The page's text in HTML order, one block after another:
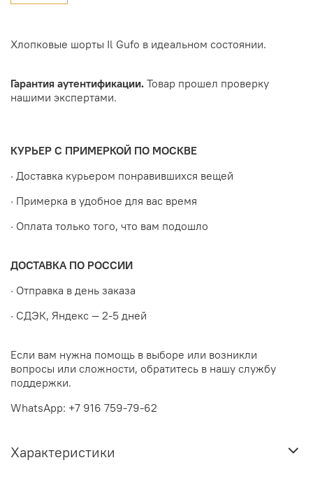
Хлопковые шорты Il Gufo в идеальном состоянии.
Гарантия аутентификации. Товар прошел проверку
нашими экспертами.
КУРЬЕР С ПРИМЕРКОЙ ПО МОСКВЕ
· Доставка курьером понравившихся вещей
· Примерка в удобное для вас время
· Оплата только того, что вам подошло
ДОСТАВКА ПО РОССИИ
· Отправка в день заказа
· СДЭК, Яндекс — 2-5 дней
Если вам нужна помощь в выборе или возникли
вопросы или сложности, обратитесь в нашу службу
поддержки.
WhatsApp: +7 916 759-79-62
Характеристики